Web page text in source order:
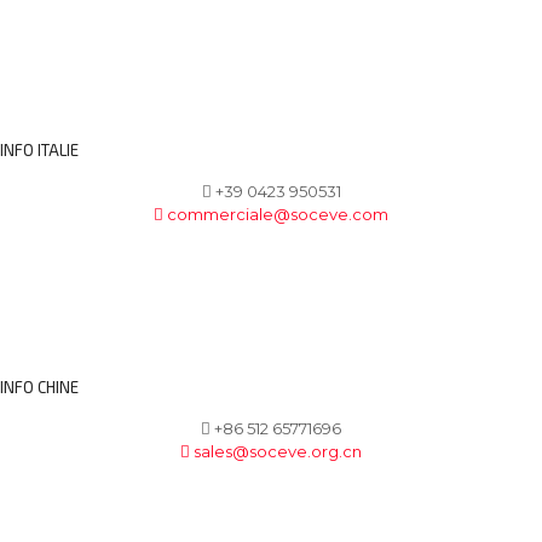
INFO ITALIE
+39 0423 950531
commerciale@soceve.com
INFO CHINE
+86 512 65771696
sales@soceve.org.cn